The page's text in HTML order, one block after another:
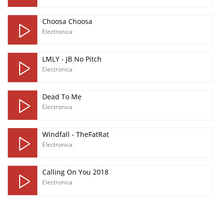
Choosa Choosa
Electronica
LMLY - JB No Pitch
Electronica
Dead To Me
Electronica
Windfall - TheFatRat
Electronica
Calling On You 2018
Electronica